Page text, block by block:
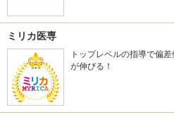
ミリカ医専
トップレベルの指導で偏
が伸びる！